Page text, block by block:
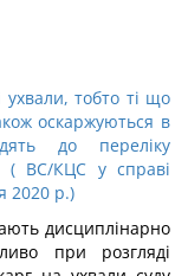
ухвали, тобто ті що
оскаржуються в
до переліку
( ВС/КЦС у справі
2020 р.)
дисциплінарно
при розгляді